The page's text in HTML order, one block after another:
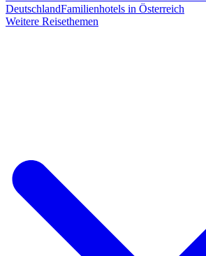
DeutschlandFamilienhotels in Österreich
Weitere Reisethemen